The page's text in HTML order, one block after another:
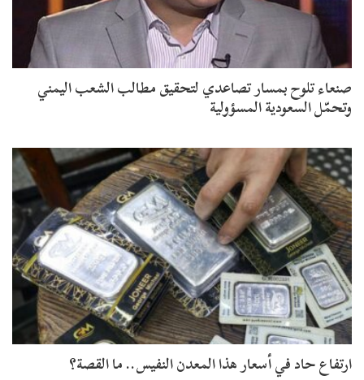
صنعاء تلوح بمسار تصاعدي لتحقيق مطالب الشعب اليمني
وتحمّل السعودية المسؤولية
ارتفاع حاد في أسعار هذا المعدن النفيس.. ما القصة؟